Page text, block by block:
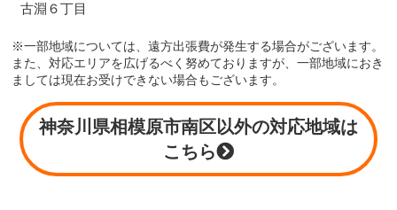
古淵６丁目
※一部地域については、遠方出張費が発生する場合がございます。
また、対応エリアを広げるべく努めておりますが、一部地域におき
ましては現在お受けできない場合もございます。
神奈川県相模原市南区以外の対応地域は
こちら